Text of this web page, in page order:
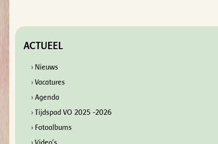
ACTUEEL
› Nieuws
› Vacatures
› Agenda
› Tijdspad VO 2025 -2026
› Fotoalbums